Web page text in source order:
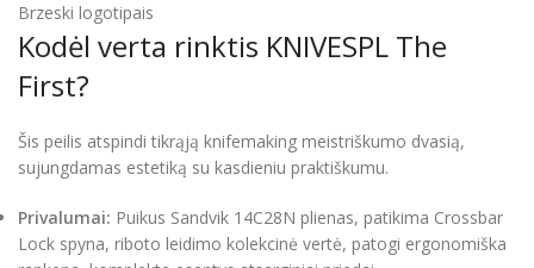
Brzeski logotipais
Kodėl verta rinktis KNIVESPL The
First?
Šis peilis atspindi tikrąją knifemaking meistriškumo dvasią,
sujungdamas estetiką su kasdieniu praktiškumu.
Privalumai: Puikus Sandvik 14C28N plienas, patikima Crossbar
Lock spyna, riboto leidimo kolekcinė vertė, patogi ergonomiška